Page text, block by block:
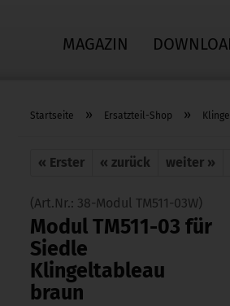
MAGAZIN
Startseite » Ersatzteil-Shop »
« Erster « zurück weiter »
(Art.Nr.: 38-Modul TM511-03W)
Modul TM511-03 für
Siedle
Klingeltableau
braun